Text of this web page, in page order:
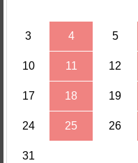
3 4 5
10 11 12
17 18 19
24 25 26
31